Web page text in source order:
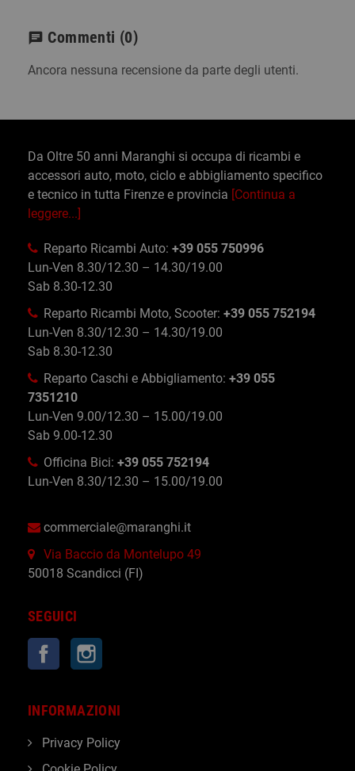
chat Commenti (0)
Ancora nessuna recensione da parte degli utenti.
Da Oltre 50 anni Maranghi si occupa di ricambi e
accessori auto, moto, ciclo e abbigliamento specifico
e tecnico in tutta Firenze e provincia [Continua a
leggere...]
Reparto Ricambi Auto: +39 055 750996
Lun-Ven 8.30/12.30 – 14.30/19.00
Sab 8.30-12.30
Reparto Ricambi Moto, Scooter: +39 055 752194
Lun-Ven 8.30/12.30 – 14.30/19.00
Sab 8.30-12.30
Reparto Caschi e Abbigliamento: +39 055
7351210
Lun-Ven 9.00/12.30 – 15.00/19.00
Sab 9.00-12.30
Officina Bici: +39 055 752194
Lun-Ven 8.30/12.30 – 15.00/19.00
commerciale@maranghi.it
Via Baccio da Montelupo 49
50018 Scandicci (FI)
SEGUICI
Facebook
INFORMAZIONI
Privacy Policy